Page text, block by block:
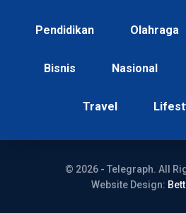
Pendidikan Olahraga
Bisnis Nasional
Travel
© 2026 - Telegraph. All
Website Design: